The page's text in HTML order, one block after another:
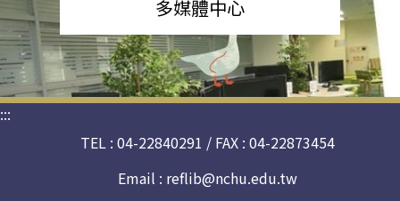
多媒體中心
:::
TEL : 04-22840291 / FAX : 04-22873454
Email : reflib@nchu.edu.tw